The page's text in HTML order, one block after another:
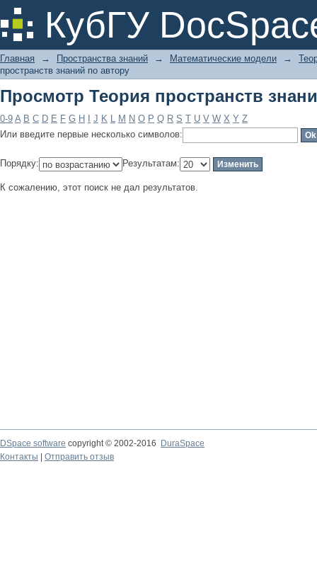
КубГУ
Просмотр Теория пространств
Главная → Пространства знаний → Математические модели →
пространств знаний по автору
Просмотр Теория пространств
0-9 A B C D E F G H J K L M N O P Q R S T U V W X Y Z
Или введите первые несколько символов:
Порядку: Результатам:
К сожалению, этот поиск не дал результатов.
DSpace software copyright © 2002-2016
DuraSpace
Контакты
Отправить отзыв